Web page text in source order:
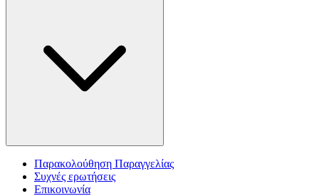
Παρακολούθηση Παραγγελίας
Συχνές ερωτήσεις
Επικοινωνία